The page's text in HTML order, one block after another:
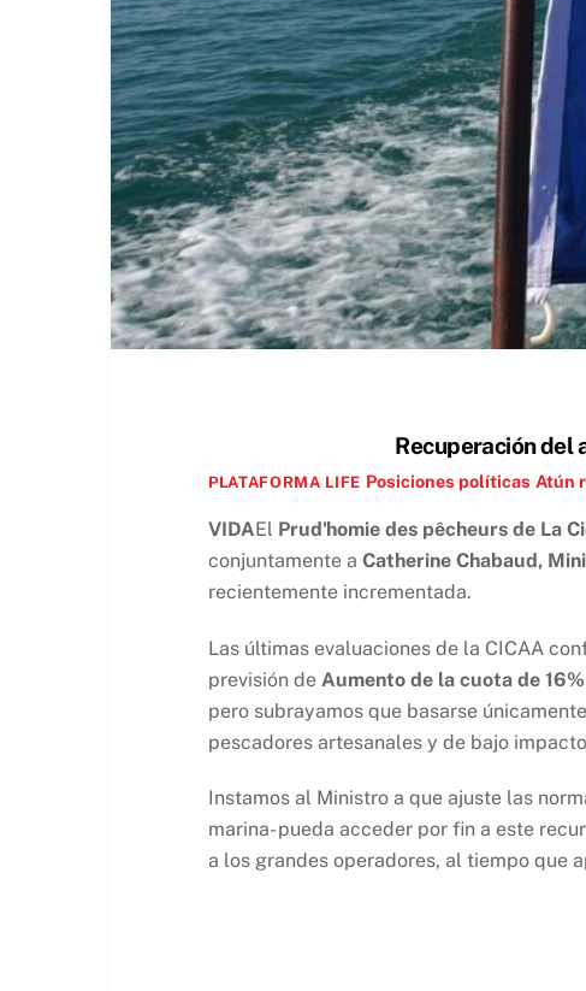
Recuperación del
PLATAFORMA LIFE Posiciones políticas Atún
VIDAEl Prud'homie des pêcheurs de La
conjuntamente aCatherine Chabaud,
recientemente incrementada.
Las últimas evaluaciones de la CICAA
previsión de Aumento de la cuota de
pero subrayamos que basarse
pescadores artesanales y de bajo
Instamos al Ministro a que ajuste las
marina- pueda acceder por fin a este
a los grandes operadores, al tiempo que